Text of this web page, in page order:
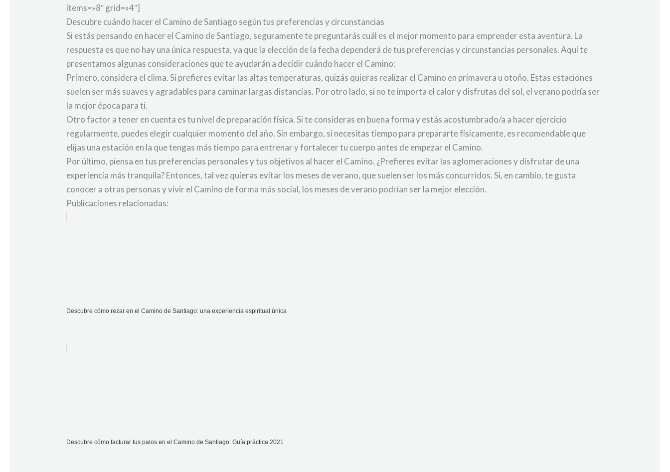
items=»8″ grid=»4″]
Descubre cuándo hacer el Camino de Santiago según tus preferencias y circunstancias
Si estás pensando en hacer el Camino de Santiago, seguramente te preguntarás cuál es el mejor momento para emprender esta aventura. La
respuesta es que no hay una única respuesta, ya que la elección de la fecha dependerá de tus preferencias y circunstancias personales. Aquí te
presentamos algunas consideraciones que te ayudarán a decidir cuándo hacer el Camino:
Primero, considera el clima. Si prefieres evitar las altas temperaturas, quizás quieras realizar el Camino en primavera u otoño. Estas estaciones
suelen ser más suaves y agradables para caminar largas distancias. Por otro lado, si no te importa el calor y disfrutas del sol, el verano podría ser
la mejor época para ti.
Otro factor a tener en cuenta es tu nivel de preparación física. Si te consideras en buena forma y estás acostumbrado/a a hacer ejercicio
regularmente, puedes elegir cualquier momento del año. Sin embargo, si necesitas tiempo para prepararte físicamente, es recomendable que
elijas una estación en la que tengas más tiempo para entrenar y fortalecer tu cuerpo antes de empezar el Camino.
Por último, piensa en tus preferencias personales y tus objetivos al hacer el Camino. ¿Prefieres evitar las aglomeraciones y disfrutar de una
experiencia más tranquila? Entonces, tal vez quieras evitar los meses de verano, que suelen ser los más concurridos. Si, en cambio, te gusta
conocer a otras personas y vivir el Camino de forma más social, los meses de verano podrían ser la mejor elección.
Publicaciones relacionadas:
Descubre cómo rezar en el Camino de Santiago: una experiencia espiritual única
Descubre cómo facturar tus palos en el Camino de Santiago: Guía práctica 2021